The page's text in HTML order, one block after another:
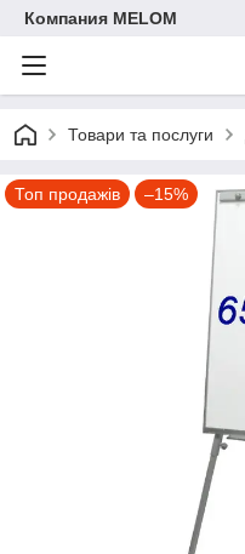
Компания MELOM
Товари та послуги
Топ продажів –15%